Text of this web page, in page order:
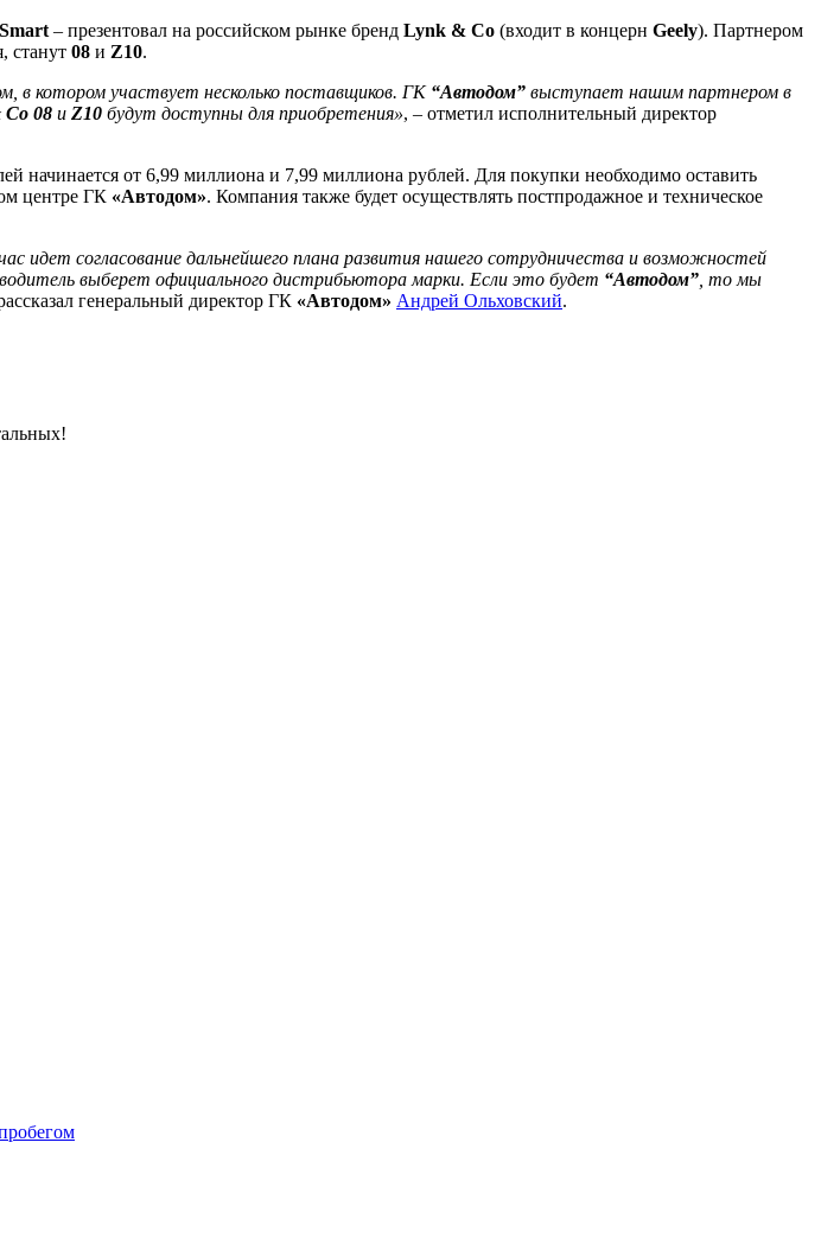
– презентовал на российском рынке бренд Lynk & Co (входит в концерн Geely). Партнером
станут 08 и Z10.
в котором участвует несколько поставщиков. ГК “Автодом” выступает нашим партнером в
Co 08 и Z10 будут доступны для приобретения», – отметил исполнительный директор
начинается от 6,99 миллиона и 7,99 миллиона рублей. Для покупки необходимо оставить
центре ГК «Автодом». Компания также будет осуществлять постпродажное и техническое
идет согласование дальнейшего плана развития нашего сотрудничества и возможностей
выберет официального дистрибьютора марки. Если это будет “Автодом” , то мы
генеральный директор ГК «Автодом» Андрей Ольховский.